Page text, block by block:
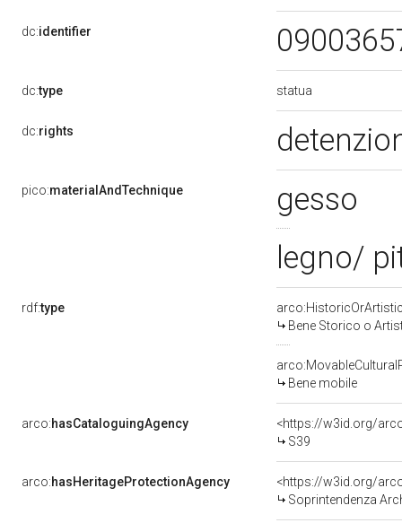
dc:identifier
dc:type statua
dc:rights
pico:materialAndTechnique
gesso
legno/
rdf:type
Bene Storico o
Bene mobile
arco:hasCataloguingAgency
<https://w3id.org/
S39
arco:hasHeritageProtectionAgency
<https://w3id.org/
Soprintendenza